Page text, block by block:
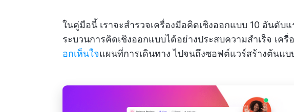
ในคู่มือนี้ เราจะสำรวจเครื่องมือคิดเชิงออกแบบ 10 อันดับ
ระบวนการคิดเชิงออกแบบได้อย่างประสบความสำเร็จ เครื่
อกเห็นใจแผนที่การเดินทาง ไปจนถึงซอฟต์แวร์สร้างต้นแบ